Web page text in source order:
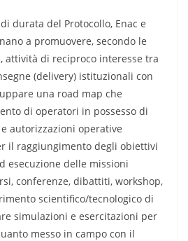
durata del Protocollo, Enac e
a promuovere, secondo le
attività di reciproco interesse tra
(delivery) istituzionali con
una road map che
di operatori in possesso di
autorizzazioni operative
il raggiungimento degli obiettivi
esecuzione delle missioni
conferenze, dibattiti, workshop,
scientifico/tecnologico di
simulazioni e esercitazioni per
messo in campo con il